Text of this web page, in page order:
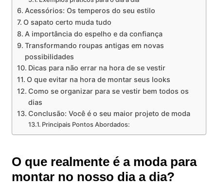
Acessórios: Os temperos do seu estilo
O sapato certo muda tudo
A importância do espelho e da confiança
Transformando roupas antigas em novas
possibilidades
Dicas para não errar na hora de se vestir
O que evitar na hora de montar seus looks
Como se organizar para se vestir bem todos os
dias
Conclusão: Você é o seu maior projeto de moda
Principais Pontos Abordados:
O que realmente é a moda para
montar no nosso dia a dia?